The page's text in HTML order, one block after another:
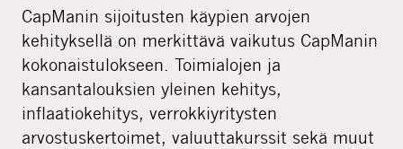
CapManin sijoitusten käypien arvojen
kehityksellä on merkittävä vaikutus CapManin
kokonaistulokseen. Toimialojen ja
kansantalouksien yleinen kehitys,
inflaatiokehitys, verrokkiyritysten
arvostuskertoimet, valuuttakurssit sekä muut